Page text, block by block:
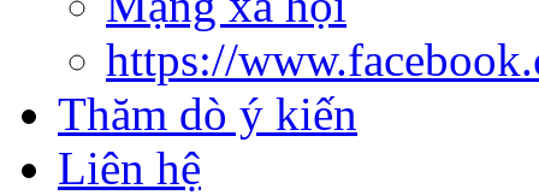
https://
Thăm dò ý kiến
Liên hệ